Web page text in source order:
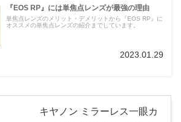
『EOS RP』には単焦点レンズが最強の理由
単焦点レンズのメリット・デメリットから『EOS RP』に
オススメの単焦点レンズの紹介までしています。
2023.01.29
キヤノン ミラーレス一眼カ